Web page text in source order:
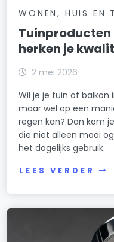
WONEN, HUIS EN
Tuinproducten
herken je
2 mei 2026
Wil je je tuin of balkon
maar wel op een
regen kan? Dan kom
die niet alleen mooi
het dagelijks gebruik.
LEES VERDER